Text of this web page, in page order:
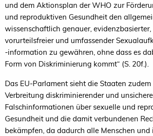
und dem Aktionsplan der WHO zur
und reproduktiven Gesundheit den
wissenschaftlich genauer, evidenzbasierter,
vorurteilsfreier und umfassender
‑information zu gewähren, ohne dass es
Form von Diskriminierung kommt“ (S. 20f.).
Das EU-Parlament sieht die Staaten
Verbreitung diskriminierender und
Falschinformationen über sexuelle und
Gesundheit und die damit verbundenen
bekämpfen, da dadurch alle Menschen und